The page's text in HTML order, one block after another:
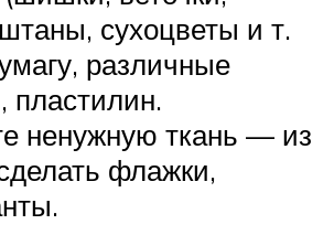
сухоцветы и т.
различные
пластилин.
ненужную ткань — из
флажки,